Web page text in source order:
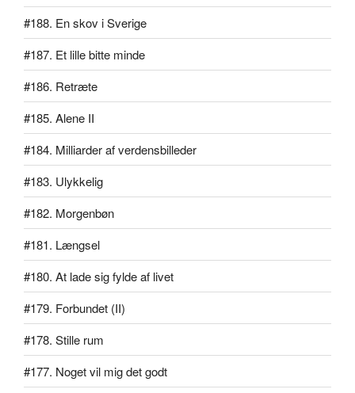
#188. En skov i Sverige
#187. Et lille bitte minde
#186. Retræte
#185. Alene II
#184. Milliarder af verdensbilleder
#183. Ulykkelig
#182. Morgenbøn
#181. Længsel
#180. At lade sig fylde af livet
#179. Forbundet (II)
#178. Stille rum
#177. Noget vil mig det godt